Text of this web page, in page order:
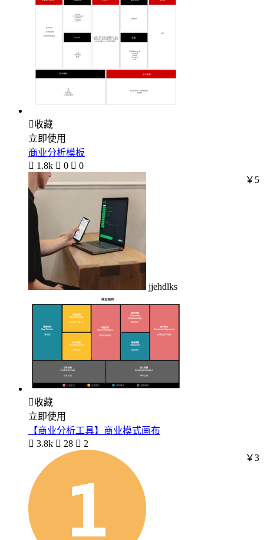
收藏
立即使用
商业分析模板
 1.8k  0  0
jjehdlks
￥5
收藏
立即使用
【商业分析工具】商业模式画布
 3.8k  28  2
￥3